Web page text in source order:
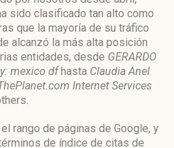
sido clasificado tan alto como
que la mayoría de su tráfico
alcanzó la más alta posición
entidades, desde GERARDO
mexico dfhasta Claudia Anel
Internet Services
rango de páginas de Google, y
de índice de citas de